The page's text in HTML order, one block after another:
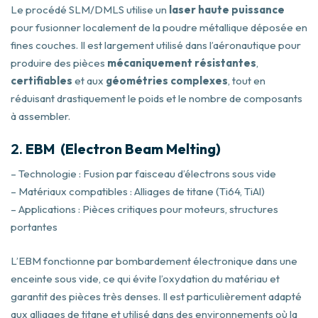
Le procédé SLM/DMLS utilise un laser haute puissance
pour fusionner localement de la poudre métallique déposée en
fines couches. Il est largement utilisé dans l’aéronautique pour
produire des pièces mécaniquement résistantes,
certifiables et aux géométries complexes, tout en
réduisant drastiquement le poids et le nombre de composants
à assembler.
2. EBM (Electron Beam Melting)
– Technologie : Fusion par faisceau d’électrons sous vide
– Matériaux compatibles : Alliages de titane (Ti64, TiAl)
– Applications : Pièces critiques pour moteurs, structures
portantes
L’EBM fonctionne par bombardement électronique dans une
enceinte sous vide, ce qui évite l’oxydation du matériau et
garantit des pièces très denses. Il est particulièrement adapté
aux alliages de titane et utilisé dans des environnements où la